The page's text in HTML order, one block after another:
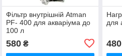
Фільтр внутрішній Atman
PF- 400 для акваріума до
100 л
580₴
для
480